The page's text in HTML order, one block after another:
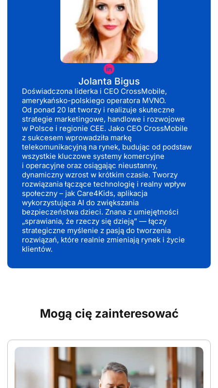
Jolanta
Bigus
Jolanta Bigus
Doświadczona liderka i CEO CrossMobile,
amerykańsko-polskiego operatora MVNO.
Od ponad 20 lat tworzy i realizuje skuteczne
strategie marketingowe, handlowe i rozwojowe
w Polsce i regionie CEE. Jako CEO CrossMobile
z sukcesem wprowadziła markę
telekomunikacyjną na rynek, budując od podstaw
wszystkie kluczowe systemy komercyjne
i operacyjne oraz osiągając nieustanny,
dynamiczny wzrost w krótkim czasie. Tworzy
rozwiązania łączące technologię i realny wpływ
społeczny – jak Care4Kids, aplikacja
wykorzystująca AI do zwiększania
bezpieczeństwa dzieci. Znana z umiejętności
„sprawiania, że rzeczy się dzieją” — łączy
strategiczne myślenie z pasją do tworzenia
rozwiązań, które realnie zmieniają rynek i życie
klientów.
Mogą cię zainteresować